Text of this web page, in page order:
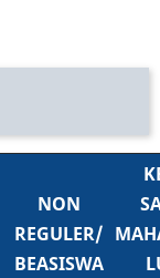
NON
REGULER/
BEASISWA